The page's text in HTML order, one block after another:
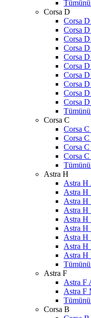
Corsa D
Corsa
Corsa
Corsa
Corsa
Corsa
Corsa
Corsa
Corsa
Corsa
Corsa
Corsa C
Corsa C
Corsa C
Corsa
Corsa C
Astra H
Astra H
Astra H
Astra H
Astra H
Astra H
Astra H
Astra H
Astra H
Astra H
Astra F
Astra F
Astra F
Corsa B